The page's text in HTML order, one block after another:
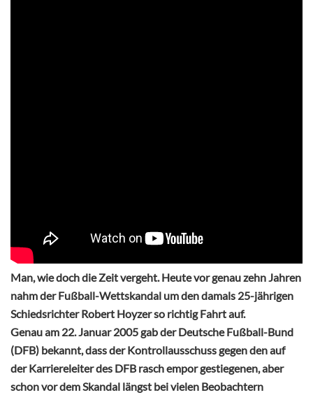
Man, wie doch die Zeit vergeht. Heute vor genau zehn Jahren
nahm der Fußball-Wettskandal um den damals 25-jährigen
Schiedsrichter Robert Hoyzer so richtig Fahrt auf.
Genau am 22. Januar 2005 gab der Deutsche Fußball-Bund
(DFB) bekannt, dass der Kontrollausschuss gegen den auf
der Karriereleiter des DFB rasch empor gestiegenen, aber
schon vor dem Skandal längst bei vielen Beobachtern